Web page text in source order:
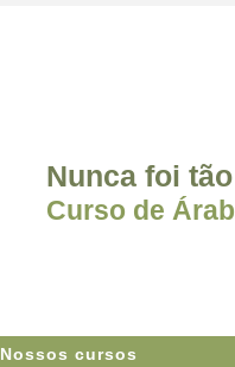
Nunca foi
Curso de
Nossos cursos